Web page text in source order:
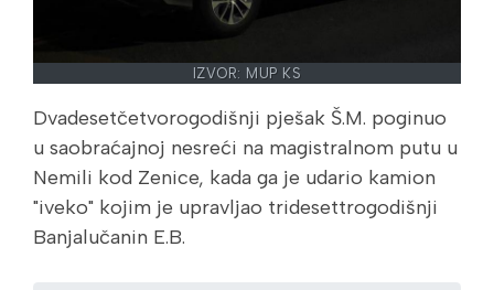
IZVOR: MUP KS
Dvadesetčetvorogodišnji pješak Š.M. poginuo
u saobraćajnoj nesreći na magistralnom putu u
Nemili kod Zenice, kada ga je udario kamion
"iveko" kojim je upravljao tridesettrogodišnji
Banjalučanin E.B.